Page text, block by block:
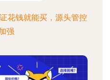
花钱就能买，源头管控
强